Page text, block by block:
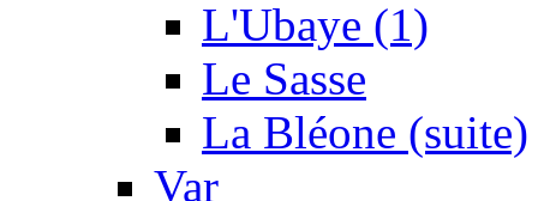
L'Ubaye (1)
Le Sasse
La Bléone (suite)
Var